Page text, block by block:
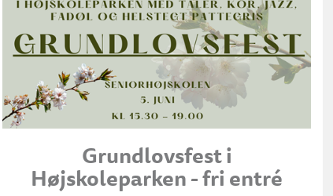
Grundlovsfest i
Højskoleparken - fri entré